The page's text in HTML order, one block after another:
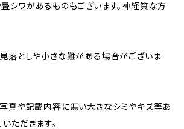
シワがあるものもございます。神経質な方
落としや小さな難がある場合がございま
真や記載内容に無い大きなシミやキズ等あ
ただきます。